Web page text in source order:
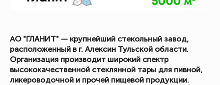
АО "ГЛАНИТ" — крупнейший стекольный завод,
расположенный в г. Алексин Тульской области.
Организация производит широкий спектр
высококачественной стеклянной тары для пивной,
ликероводочной и прочей пищевой продукции.